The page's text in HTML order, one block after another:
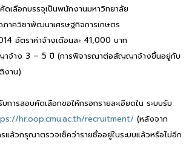
เลือกบรรจุเป็นพนักงานมหาวิทยาลัย
าควิชาพัฒนาเศรษฐกิจการเกษตร
อัตราค่าจ้างเดือนละ 41,000 บาท
าจ้าง 3 – 5 ปี (การพิจารณาต่อสัญญาจ้างขึ้นอยู่กับ
งาน)
การสอบคัดเลือกขอให้กรอกรายละเอียดใน ระบบรับ
hr.oop.cmu.ac.th/recruitment/ (หลังจาก
แล้วกรุณาตรวจเช็คว่ารายชื่ออยู่ในระบบแล้วหรือไม่อีก